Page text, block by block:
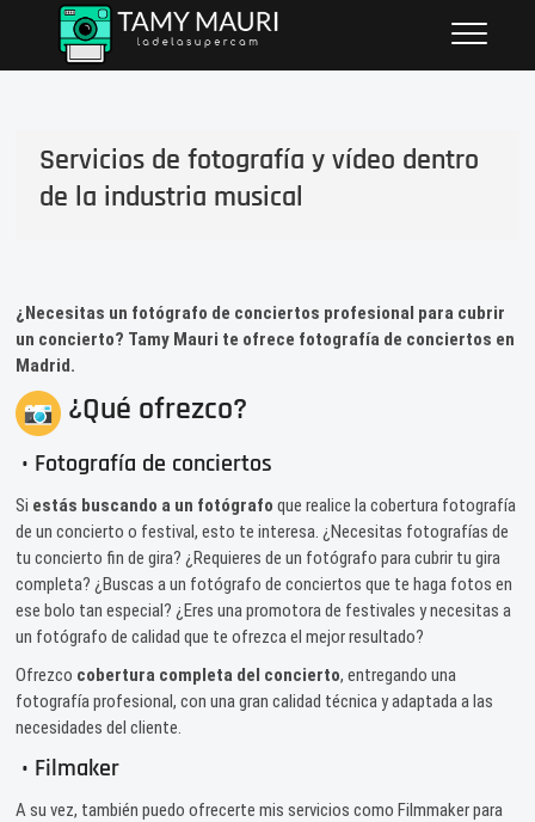
contenido
FOTOGRAFÍA DE CONCIERTOS
Servicios de fotografía y vídeo dentro
de la industria musical
¿Necesitas un fotógrafo de conciertos profesional para cubrir
un concierto? Tamy Mauri te ofrece fotografía de conciertos en
Madrid.
¿Qué ofrezco?
• Fotografía de conciertos
Si estás buscando a un fotógrafo que realice la cobertura fotografía
de un concierto o festival, esto te interesa. ¿Necesitas fotografías de
tu concierto fin de gira? ¿Requieres de un fotógrafo para cubrir tu gira
completa? ¿Buscas a un fotógrafo de conciertos que te haga fotos en
ese bolo tan especial? ¿Eres una promotora de festivales y necesitas a
un fotógrafo de calidad que te ofrezca el mejor resultado?
Ofrezco cobertura completa del concierto, entregando una
fotografía profesional, con una gran calidad técnica y adaptada a las
necesidades del cliente.
• Filmaker
A su vez, también puedo ofrecerte mis servicios como Filmmaker para